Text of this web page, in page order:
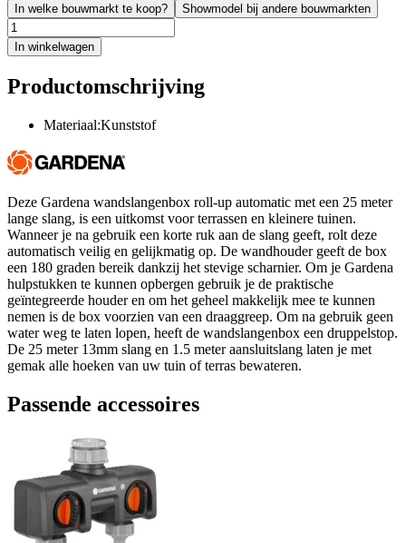
In welke bouwmarkt te koop? Showmodel bij andere bouwmarkten
In winkelwagen
Productomschrijving
Materiaal:Kunststof
Deze Gardena wandslangenbox roll-up automatic met een 25 meter
lange slang, is een uitkomst voor terrassen en kleinere tuinen.
Wanneer je na gebruik een korte ruk aan de slang geeft, rolt deze
automatisch veilig en gelijkmatig op. De wandhouder geeft de box
een 180 graden bereik dankzij het stevige scharnier. Om je Gardena
hulpstukken te kunnen opbergen gebruik je de praktische
geïntegreerde houder en om het geheel makkelijk mee te kunnen
nemen is de box voorzien van een draaggreep. Om na gebruik geen
water weg te laten lopen, heeft de wandslangenbox een druppelstop.
De 25 meter 13mm slang en 1.5 meter aansluitslang laten je met
gemak alle hoeken van uw tuin of terras bewateren.
Passende accessoires